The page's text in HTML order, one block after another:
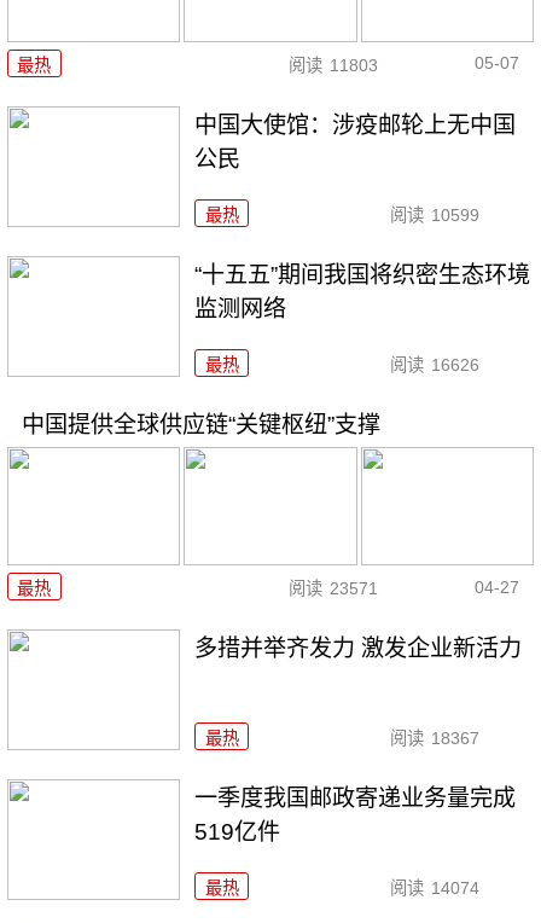
最热 阅读 11803 05-07
中国大使馆：涉疫邮轮上无中国
公民
最热 阅读 10599
“十五五”期间我国将织密生态环境
监测网络
最热 阅读 16626
中国提供全球供应链“关键枢纽”支撑
最热 阅读 23571 04-27
多措并举齐发力 激发企业新活力
最热 阅读 18367
一季度我国邮政寄递业务量完成
519亿件
最热 阅读 14074